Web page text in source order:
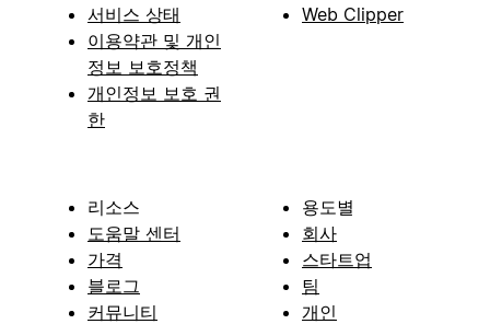
서비스 상태
이용약관 및 개인
정보 보호정책
개인정보 보호 권
한
Web Clipper
리소스
도움말 센터
가격
블로그
커뮤니티
용도별
회사
스타트업
팀
개인